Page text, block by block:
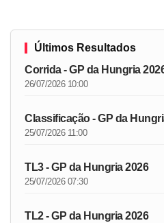
Últimos Resultados
Corrida - GP da Hungria
26/07/2026 10:00
Classificação - GP da
25/07/2026 11:00
TL3 - GP da Hungria 2026
25/07/2026 07:30
TL2 - GP da Hungria 2026